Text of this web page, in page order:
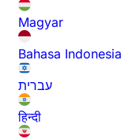
Magyar
Bahasa Indonesia
עברית
हिन्दी